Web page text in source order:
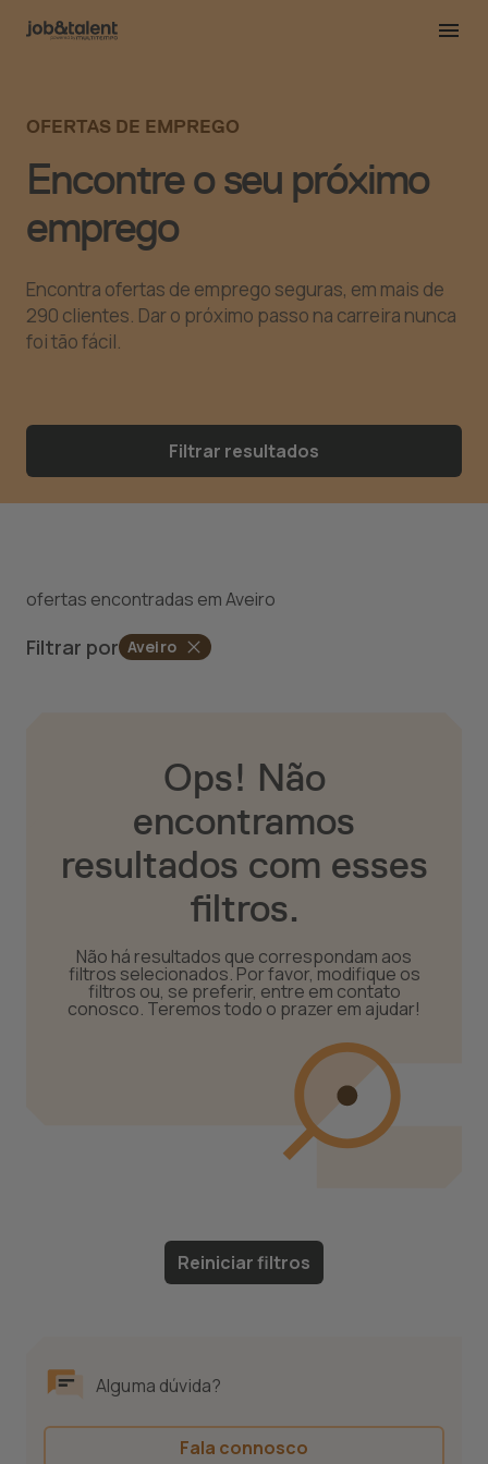
Encontre o seu próximo
emprego
OFERTAS DE EMPREGO
Encontra ofertas de emprego seguras, em mais de
290 clientes. Dar o próximo passo na carreira nunca
foi tão fácil.
Filtrar resultados
Alguma dúvida?
Fala connosco
ofertas encontradas em Aveiro
Filtrar por Aveiro
Ops! Não
encontramos
resultados com esses
filtros.
Não há resultados que correspondam aos
filtros selecionados. Por favor, modifique os
filtros ou, se preferir, entre em contato
conosco. Teremos todo o prazer em ajudar!
Reiniciar filtros